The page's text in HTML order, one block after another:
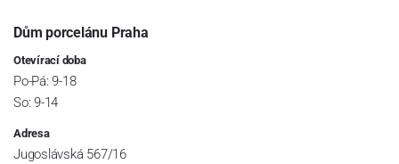
Dům porcelánu Praha
Otevírací doba
Po-Pá: 9-18
So: 9-14
Adresa
Jugoslávská 567/16